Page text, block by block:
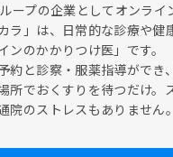
ープの企業としてオンライ
ラ」は、日常的な診療や健
ンのかかりつけ医」です。
約と診察・服薬指導ができ
所でおくすりを待つだけ。
院のストレスもありません。